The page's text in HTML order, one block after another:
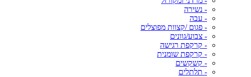
- נשירה
- עבה
- פגום /קצוות מפוצלים
- צבוע/גוונים
- קרקפת רגישה
- קרקפת שומנית
- קשקשים
- תלתלים